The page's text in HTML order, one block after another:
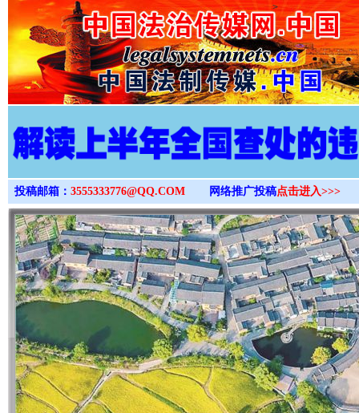
>
投稿邮箱： 3555333776@QQ.COM 网络推广投稿点击进入>>>